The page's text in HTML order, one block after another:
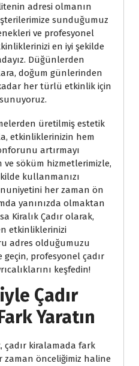
adresi olmanın
sunduğumuz
ve profesyonel
en iyi şekilde
Düğünlerden
doğum günlerinden
her türlü etkinlik için
üretilmiş estetik
etkinliklerinizin hem
artırmayı
ve söküm hizmetlerimizle,
kullanmanızı
her zaman ön
yanınızda olmaktan
Kiralık Çadır olarak,
etkinliklerinizi
adres olduğumuzu
geçin, profesyonel çadır
keşfedin!
Çadır
Yaratın
çadır kiralamada fark
zaman önceliğimiz haline